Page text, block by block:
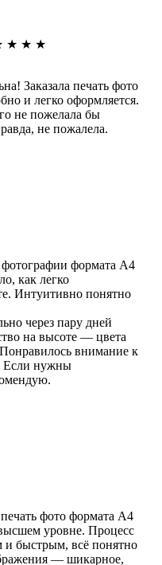
★ ★ ★
Заказала печать фото
и легко оформляется.
не пожелала бы
не пожалела.
фотографии формата А4
как легко
Интуитивно понятно
через пару дней
на высоте — цвета
внимание к
Если нужны
фото формата А4
уровне. Процесс
быстрым, всё понятно
— шикарное,